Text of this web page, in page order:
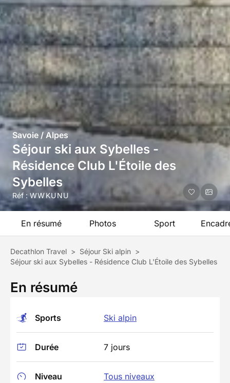
Savoie / Alpes
Séjour ski aux Sybelles -
Résidence Club L'Étoile des
Sybelles
Réf :WWKUNU
En résumé Photos Sport
Decathlon Travel > Séjour Ski alpin >
Séjour ski aux Sybelles - Résidence Club L'Étoile des Sybelles
En résumé
Sports Ski alpin
Durée 7 jours
Niveau Tous niveaux